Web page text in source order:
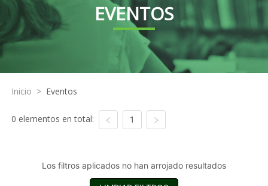
EVENTOS
Inicio > Eventos
0 elementos en total: 1
Los filtros aplicados no han arrojado resultados